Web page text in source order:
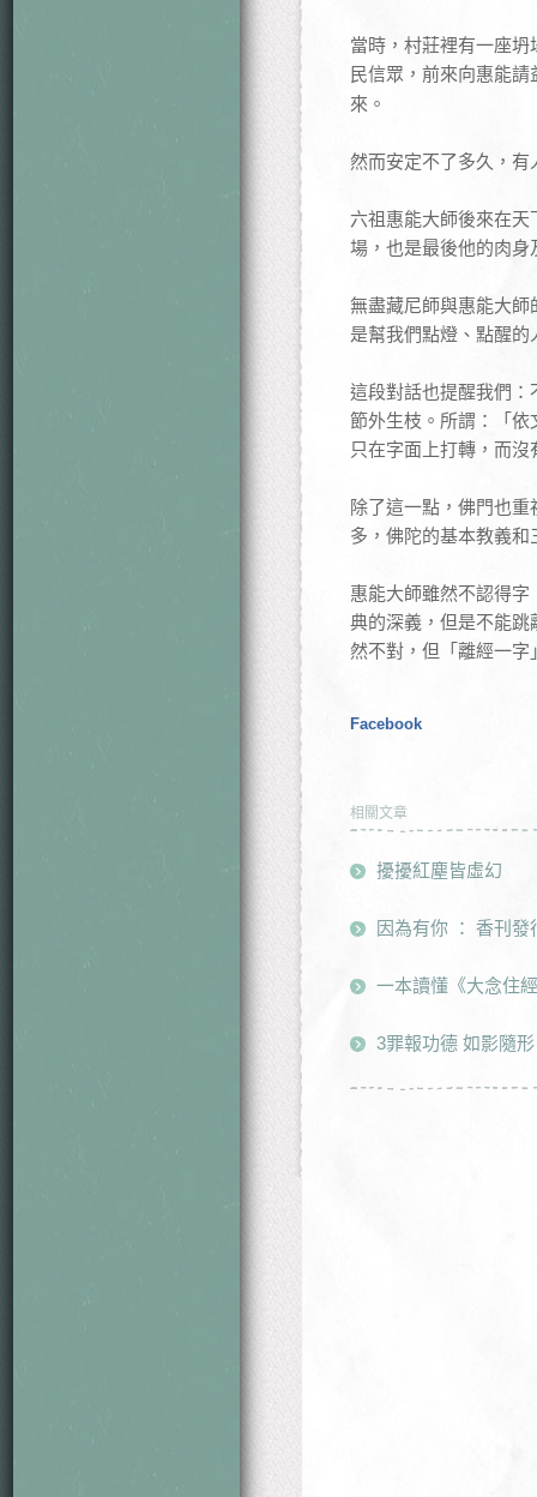
當時，村莊裡有一座
民信眾，前來向惠能
來。
然而安定不了多久，
六祖惠能大師後來在
場，也是最後他的肉身
無盡藏尼師與惠能大
是幫我們點燈、點醒的
這段對話也提醒我們
節外生枝。所謂：「
只在字面上打轉，而
除了這一點，佛門也
多，佛陀的基本教義
惠能大師雖然不認得
典的深義，但是不能
然不對，但「離經一
Facebook
相關文章
擾擾紅塵皆虛幻
因為有你 ： 香刊發
一本讀懂《大念住
3罪報功德 如影隨形